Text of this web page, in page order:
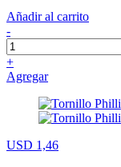
Añadir al carrito
-
+
Agregar
USD 1,46